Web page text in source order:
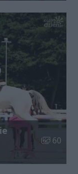
Liczba
60